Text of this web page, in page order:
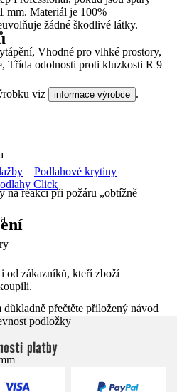
Vhodné pro vlhké prostory,
Třída odolnosti proti kluzkosti R 9
na reakci při požáru „obtížně
přečtěte přiložený návod
podložky
mm. Materiál je 100%
žádné škodlivé látky.
viz informace výrobce .
Podlahové krytiny
Click
od zákazníků, kteří zboží
platby